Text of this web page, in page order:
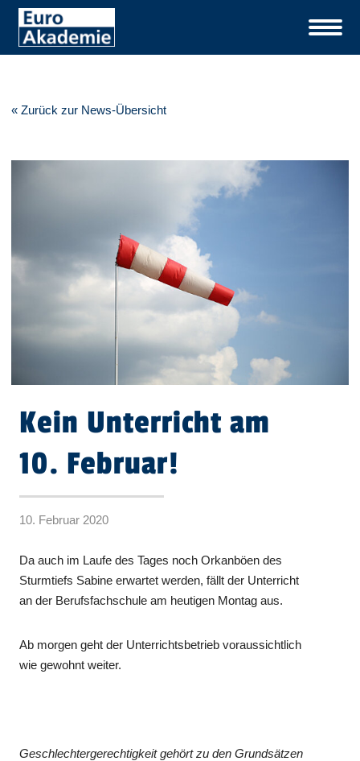
« Zurück zur News-Übersicht
Kein Unterricht am
10. Februar!
10. Februar 2020
Da auch im Laufe des Tages noch Orkanböen des
Sturmtiefs Sabine erwartet werden, fällt der Unterricht
an der Berufsfachschule am heutigen Montag aus.
Ab morgen geht der Unterrichtsbetrieb voraussichtlich
wie gewohnt weiter.
Geschlechtergerechtigkeit gehört zu den Grundsätzen